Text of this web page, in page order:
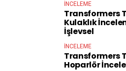
İNCELEME
Transformers
Kulaklık
İşlevsel
İNCELEME
Transformers
Hoparlör